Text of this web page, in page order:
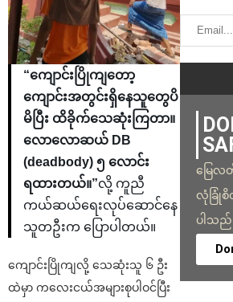
“ကျောင်းပြိုကျတော့
ကျောင်းအတွင်းရှိနေသူတွေပိ
မိပြီး ထိခိုက်သေဆုံးကြတာ။
လောလောဆယ် DB
(deadbody) ၅ လောင်း
ရထားတယ်။”လို့ ကူညီ
ကယ်ဆယ်ရေးလုပ်ဆောင်နေ
သူတဦးက ပြောပါတယ်။
ကျောင်းပြိုကျလို့ သေဆုံးသူ ၆ ဦး
ထဲမှာ ကလေးငယ်အများစုပါဝင်ပြီး
မြေ
လုံခြုံစိ
ပါသည်